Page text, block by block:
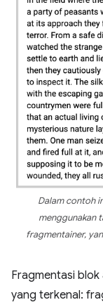
Dalam contoh
menggunakan
fragmentainer,
Fragmentasi
yang terkenal: